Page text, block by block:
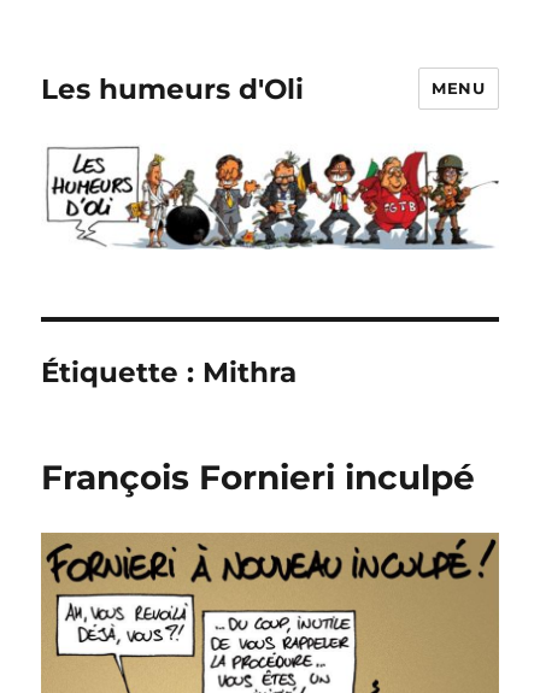
Les humeurs d'Oli MENU
Étiquette : Mithra
François Fornieri inculpé